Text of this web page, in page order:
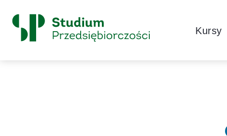
Skip to content
Główne
Logo
Kursy